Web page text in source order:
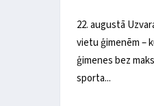
22. augustā
vietu ģimenēm –
ģimenes bez
sporta...